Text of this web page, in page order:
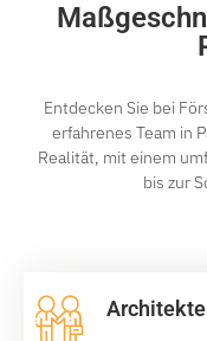
Entdecken Sie bei
erfahrenes Team in
Realität, mit einem
bis zur